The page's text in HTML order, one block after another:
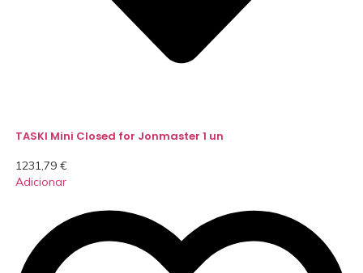
TASKI Mini Closed for Jonmaster 1 un
1231,79 €
Adicionar